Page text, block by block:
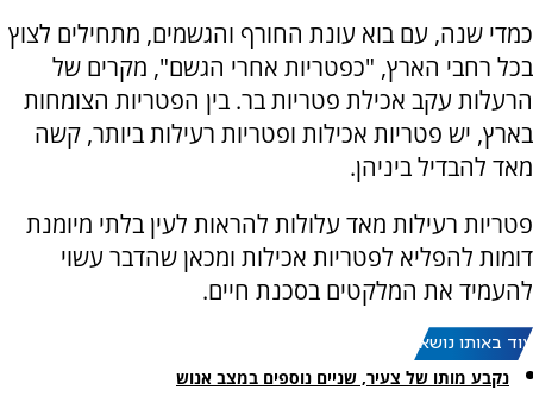
כמדי שנה, עם בוא עונת החורף והגשמים, מתחילים לצוץ
בכל רחבי הארץ, "כפטריות אחרי הגשם", מקרים של
הרעלות עקב אכילת פטריות בר. בין הפטריות הצומחות
בארץ, יש פטריות אכילות ופטריות רעילות ביותר, קשה
מאד להבדיל ביניהן.
פטריות רעילות מאד עלולות להראות לעין בלתי מיומנת
דומות להפליא לפטריות אכילות ומכאן שהדבר עשוי
להעמיד את המלקטים בסכנת חיים.
עוד באותו נושא:
נקבע מותו של צעיר, שניים נוספים במצב אנוש